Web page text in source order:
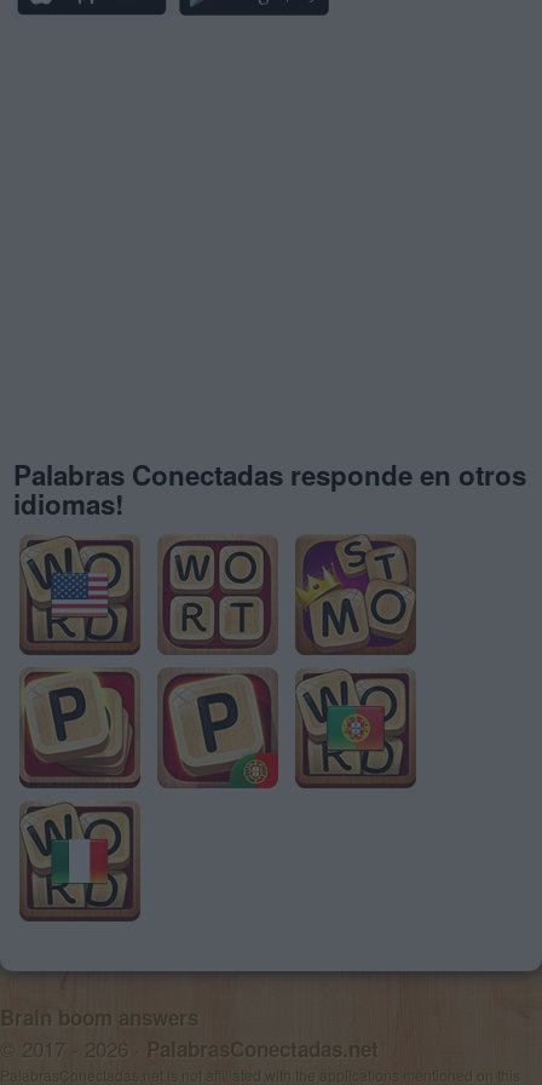
Palabras Conectadas responde en otros
idiomas!
Brain boom answers
© 2017 - 2026 · PalabrasConectadas.net
PalabrasConectadas.net is not affiliated with the applications mentioned on this